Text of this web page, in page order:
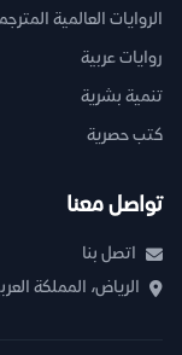
الروايات العالمية
روايات عربية
تنمية بشرية
كتب حصرية
تواصل معنا
اتصل بنا
الرياض، المملكة